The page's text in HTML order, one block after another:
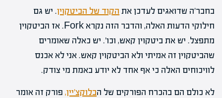
בחבר'ה שדואגים לעדכן את הקוד של הביטקוין. יש גם
חילוקי הדעות האלה, והדבר הזה נקרא Fork. אז הביטקוין
מתפצל. יש את ביטקוין קאש, וכו'. יש כאלה שאומרים
שהביטקוין זה אמיתי ולא הביטקוין קאש. אני לא אכנס
לוויכוחים האלה כי אף אחד לא יודע באמת מי צודק.
לא כולם הם בהכרח הפורקים של הבלוקצ'יין, פורק זה אומר